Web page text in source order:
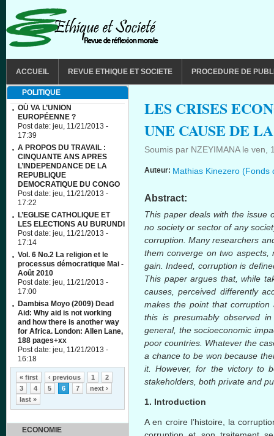
ACCUEIL REVUE ETHIQUE ET SOCIETE PROCEDURE DE
LES CRISES
UNE CAUSE DE
Soumis par NZEYIMANAle ven,
Auteur: Mathias Kinezero (Fonds
Abstract:
This paper deals with the issue
no society or sector of any
corruption. Many researchers
them converge on two
gain. Indeed, corruption is
This paper argues that, while
causes, perceived differently
makes the point that
this is presumably observed
general, the socioeconomic
poor countries. Whatever the
a chance to be won because
it. However, for the victory to
stakeholders, both private and
1. Introduction
A en croire l’histoire, la
POLITIQUE
OÙ VA L’UNION
EUROPÉENNE ?
Post date: jeu, 11/21/2013 -
17:39
A PROPOS DU TRAVAIL :
CINQUANTE ANS APRES
L’INDEPENDANCE DE LA
REPUBLIQUE
DEMOCRATIQUE DU CONGO
Post date: jeu, 11/21/2013 -
17:22
L’EGLISE CATHOLIQUE ET
LES ELECTIONS AU BURUNDI
Post date: jeu, 11/21/2013 -
17:14
Vol. 6 No.2 La religion et le
processus démocratique Mai -
Août 2010
Post date: jeu, 11/21/2013 -
17:00
Dambisa Moyo (2009) Dead
Aid: Why aid is not working
and how there is another way
for Africa. London: Allen Lane,
188 pages+xx
Post date: jeu, 11/21/2013 -
16:18
Pages
« first ‹ previous 1
2
3
4 5 6 7
next ›
last »
ECONOMIE